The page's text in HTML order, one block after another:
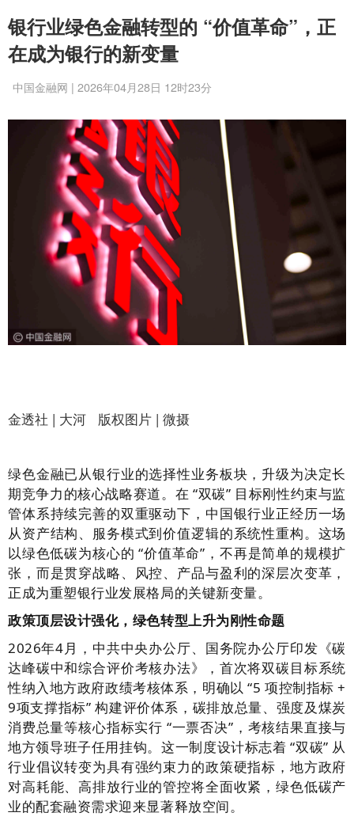
银行业绿色金融转型的 “价值革命”，正
在成为银行的新变量
中国金融网 | 2026年04月28日 12时23分
金透社 | 大河 版权图片 | 微摄
绿色金融已从银行业的选择性业务板块，升级为决定长
期竞争力的核心战略赛道。在 “双碳” 目标刚性约束与监
管体系持续完善的双重驱动下，中国银行业正经历一场
从资产结构、服务模式到价值逻辑的系统性重构。这场
以绿色低碳为核心的 “价值革命”，不再是简单的规模扩
张，而是贯穿战略、风控、产品与盈利的深层次变革，
正成为重塑银行业发展格局的关键新变量。
政策顶层设计强化，绿色转型上升为刚性命题
2026年4月，中共中央办公厅、国务院办公厅印发《碳
达峰碳中和综合评价考核办法》，首次将双碳目标系统
性纳入地方政府政绩考核体系，明确以 “5 项控制指标 +
9项支撑指标” 构建评价体系，碳排放总量、强度及煤炭
消费总量等核心指标实行 “一票否决”，考核结果直接与
地方领导班子任用挂钩。这一制度设计标志着 “双碳” 从
行业倡议转变为具有强约束力的政策硬指标，地方政府
对高耗能、高排放行业的管控将全面收紧，绿色低碳产
业的配套融资需求迎来显著释放空间。